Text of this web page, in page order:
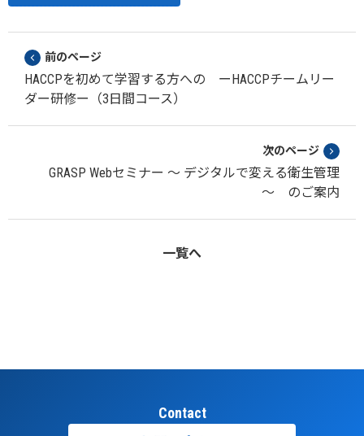
前のページ
HACCPを初めて学習する方への ーHACCPチームリー
ダー研修ー（3日間コース）
次のページ
GRASP Webセミナー ～ デジタルで変える衛生管理
～ のご案内
一覧へ
Contact